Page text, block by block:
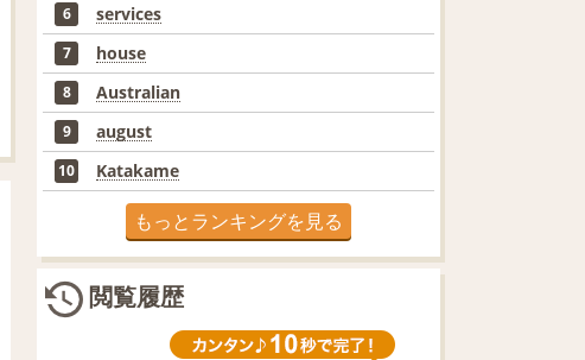
6 services
7 house
8 Australian
9 august
10 Katakame
もっとランキングを見る
閲覧履歴